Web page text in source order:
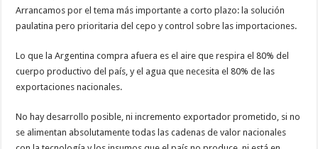
Arrancamos por el tema más importante a corto plazo: la solución
paulatina pero prioritaria del cepo y control sobre las importaciones.
Lo que la Argentina compra afuera es el aire que respira el 80% del
cuerpo productivo del país, y el agua que necesita el 80% de las
exportaciones nacionales.
No hay desarrollo posible, ni incremento exportador prometido, si no
se alimentan absolutamente todas las cadenas de valor nacionales